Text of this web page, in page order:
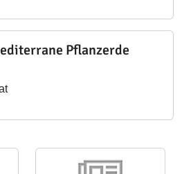
Pflanzerde